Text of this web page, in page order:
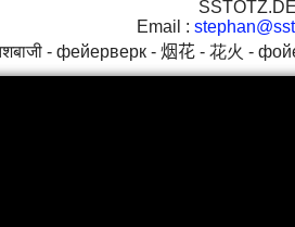
Email :
- фейерверк - 烟花 - 花火 -